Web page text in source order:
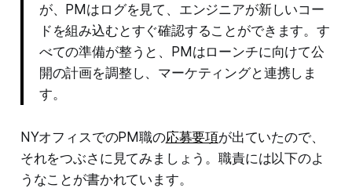
が、PMはログを見て、エンジニアが新しいコー
ドを組み込むとすぐ確認することができます。す
べての準備が整うと、PMはローンチに向けて公
開の計画を調整し、マーケティングと連携しま
す。
NYオフィスでのPM職の応募要項が出ていたので、
それをつぶさに見てみましょう。職責には以下のよ
うなことが書かれています。